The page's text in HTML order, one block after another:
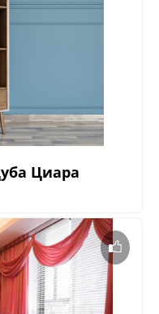
Циара